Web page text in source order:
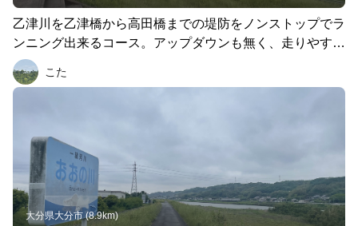
乙津川を乙津橋から高田橋までの堤防をノンストップでラ
ンニング出来るコース。アップダウンも無く、走りやすい
コース。
こた
大分県大分市 (8.9km)